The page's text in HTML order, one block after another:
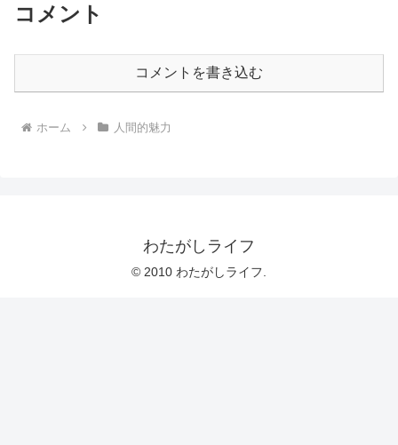
コメント
コメントを書き込む
ホーム 人間的魅力
わたがしライフ
© 2010 わたがしライフ.